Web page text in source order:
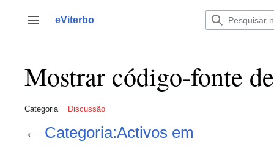
para
Alternar barra lateral
eViterbo
Mostrar código-fonte
Categoria Discussão
← Categoria:Activos em